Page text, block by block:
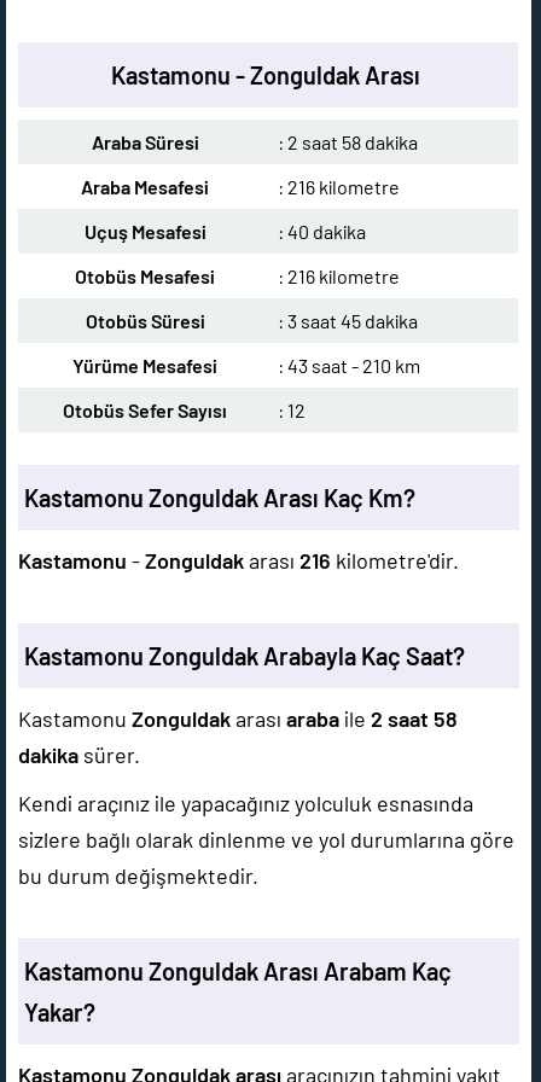
Kastamonu - Zonguldak Arası
Araba Süresi
: 2 saat 58 dakika
Araba Mesafesi
: 216 kilometre
Uçuş Mesafesi
: 40 dakika
Otobüs Mesafesi
: 216 kilometre
Otobüs Süresi
: 3 saat 45 dakika
Yürüme Mesafesi
: 43 saat - 210 km
Otobüs Sefer Sayısı
: 12
Kastamonu Zonguldak Arası Kaç Km?
Kastamonu -Zonguldakarası 216 kilometre'dir.
Kastamonu Zonguldak Arabayla Kaç Saat?
Kastamonu Zonguldakarası araba ile 2 saat 58
dakika sürer.
Kendi araçınız ile yapacağınız yolculuk esnasında
sizlere bağlı olarak dinlenme ve yol durumlarına göre
bu durum değişmektedir.
Kastamonu Zonguldak Arası Arabam Kaç
Yakar?
Kastamonu Zonguldak arasıaracınızın tahmini yakıt